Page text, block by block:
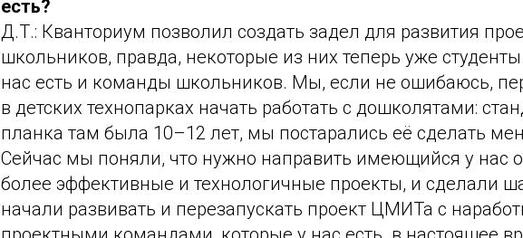
есть?
Д.Т.: Кванториум позволил создать задел для развития
школьников, правда, некоторые из них теперь уже
нас есть и команды школьников. Мы, если не ошибаюсь,
в детских технопарках начать работать с дошколятами:
планка там была 10–12 лет, мы постарались её сделать
Сейчас мы поняли, что нужно направить имеющийся у нас
более эффективные и технологичные проекты, и сделали
начали развивать и перезапускать проект ЦМИТа с